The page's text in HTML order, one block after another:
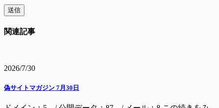
関連記事
2026/7/30
偽サイトマガジン 7月30日